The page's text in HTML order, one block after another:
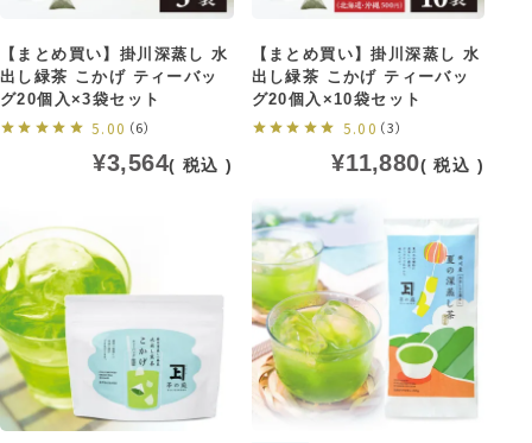
【まとめ買い】掛川深蒸し 水
出し緑茶 こかげ ティーバッ
グ20個入×3袋セット
5.00 （6）
¥3,564 税込
【まとめ買い】掛川深蒸し 水
出し緑茶 こかげ ティーバッ
グ20個入×10袋セット
5.00 （3）
¥11,880 税込